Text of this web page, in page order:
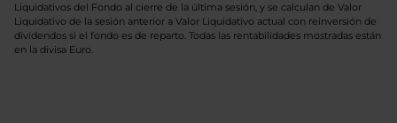
Liquidativos del Fondo al cierre de la última sesión, y se calculan de Valor
Liquidativo de la sesión anterior a Valor Liquidativo actual con reinversión de
dividendos si el fondo es de reparto. Todas las rentabilidades mostradas están
en la divisa Euro.